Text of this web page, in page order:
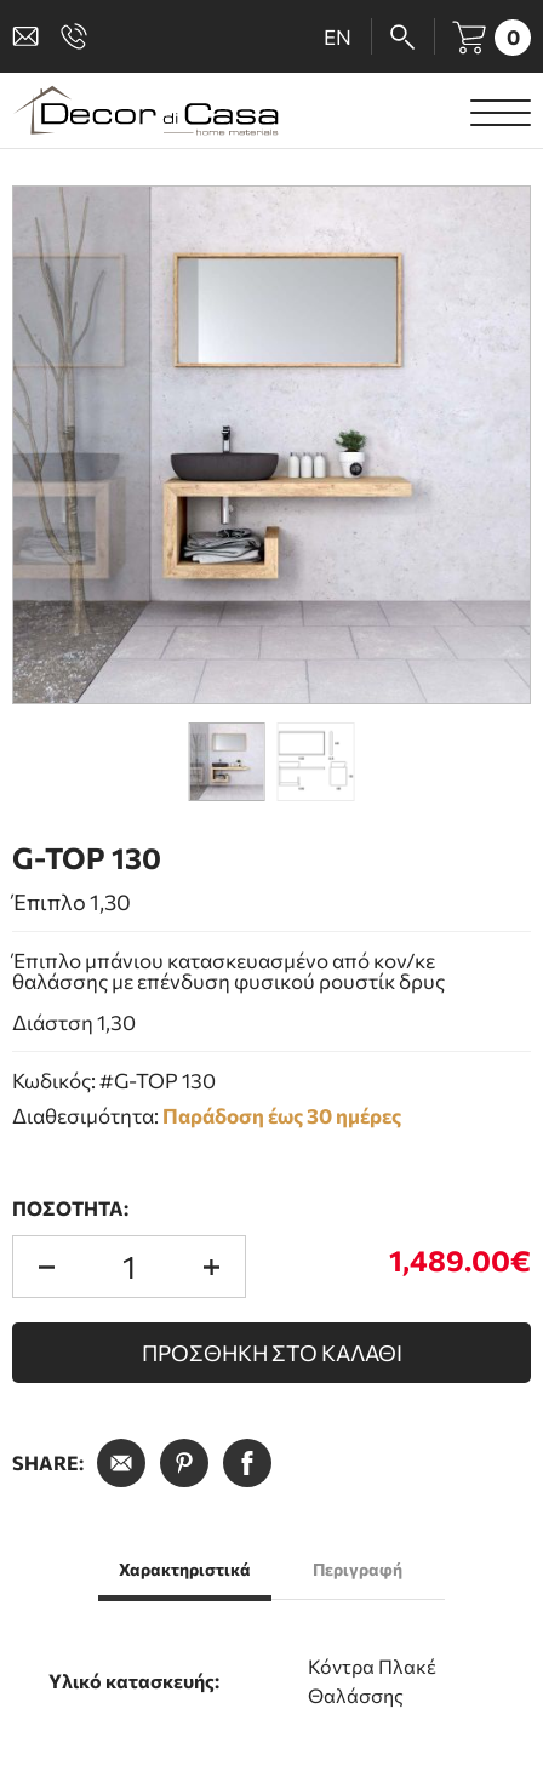
EN 0
ΕΙΔΗ ΥΓΙΕΙΝΗΣ
ΜΠΑΤΑΡΙΕΣ
ΠΛΑΚΑΚΙΑ
ΚΑΜΠΙΝΕΣ
ΑΞΕΣΟΥΑΡ ΜΠΑΝΙΟΥ
ΚΟΥΖΙΝΑ
ΑΜΕΑ
ΕΠΙΠΛΑ ΜΠΑΝΙΟΥ
ΠΟΡΤΕΣ
ΤΖΑΚΙ
G-TOP 130
Έπιπλο 1,30
Έπιπλο μπάνιου κατασκευασμένο από κον/κε
θαλάσσης με επένδυση φυσικού ρουστίκ δρυς
Διάστση 1,30
Κωδικός: #G-TOP 130
Διαθεσιμότητα: Παράδοση έως 30 ημέρες
ΠΟΣΟΤΗΤΑ:
1,489.00€
ΠΡΟΣΘΗΚΗ ΣΤΟ ΚΑΛΑΘΙ
SHARE:
Χαρακτηριστικά
Υλικό κατασκευής:
Κόντρα Πλακέ
Θαλάσσης
Περιγραφή